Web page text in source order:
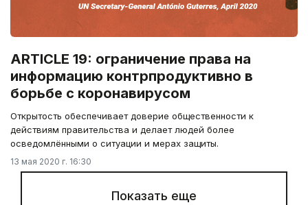
ARTICLE 19: ограничение права на
информацию контрпродуктивно в
борьбе с коронавирусом
Открытость обеспечивает доверие общественности к
действиям правительства и делает людей более
осведомлёнными о ситуации и мерах защиты.
13 мая 2020 г. 16:30
Показать еще